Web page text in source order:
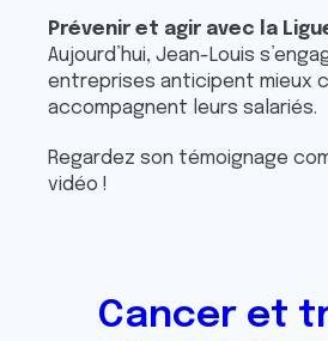
Prévenir et agir avec la
Aujourd’hui, Jean-Louis
entreprises anticipent mieux
accompagnent leurs salariés.
Regardez son témoignage
vidéo !
Cancer et